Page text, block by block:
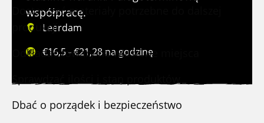
współpracę.
Leerdam
€16,5 - €21,28 na godzinę
Dostarczać materiały potrzebne do dalszej
produkcji
Odkładać towary na właściwe miejsca
Dbać o porządek i bezpieczeństwo